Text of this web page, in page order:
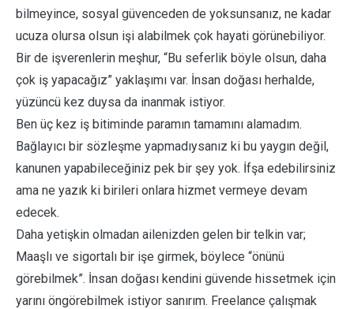
bilmeyince, sosyal güvenceden de yoksunsanız, ne kadar
ucuza olursa olsun işi alabilmek çok hayati görünebiliyor.
Bir de işverenlerin meşhur, “Bu seferlik böyle olsun, daha
çok iş yapacağız” yaklaşımı var. İnsan doğası herhalde,
yüzüncü kez duysa da inanmak istiyor.
Ben üç kez iş bitiminde paramın tamamını alamadım.
Bağlayıcı bir sözleşme yapmadıysanız ki bu yaygın değil,
kanunen yapabileceğiniz pek bir şey yok. İfşa edebilirsiniz
ama ne yazık ki birileri onlara hizmet vermeye devam
edecek.
Daha yetişkin olmadan ailenizden gelen bir telkin var;
Maaşlı ve sigortalı bir işe girmek, böylece “önünü
görebilmek”. İnsan doğası kendini güvende hissetmek için
yarını öngörebilmek istiyor sanırım. Freelance çalışmak